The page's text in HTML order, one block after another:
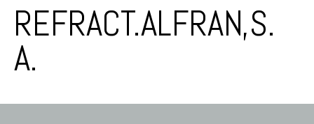
REFRACT.ALFRAN,S.
A.